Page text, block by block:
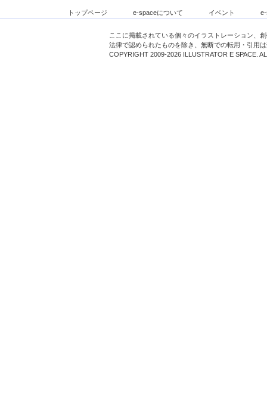
トップページ e-spaceについて イベント
ここに掲載されている個々のイラストレーション、
法律で認められたものを除き、無断での転用・引用
COPYRIGHT 2009-2026 ILLUSTRATOR E SPACE.